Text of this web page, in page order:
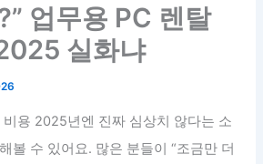
업무용 PC 렌탈
실화냐
용 2025년엔 진짜 심상치 않다는 소
볼 수 있어요. 많은 분들이 “조금만 더